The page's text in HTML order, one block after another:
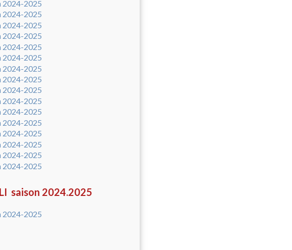
saison 2024.2025